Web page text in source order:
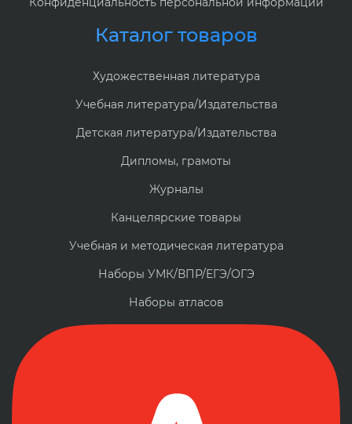
Каталог товаров
Художественная литература
Учебная литература/Издательства
Детская литература/Издательства
Дипломы, грамоты
Журналы
Канцелярские товары
Учебная и методическая литература
Наборы УМК/ВПР/ЕГЭ/ОГЭ
Наборы атласов